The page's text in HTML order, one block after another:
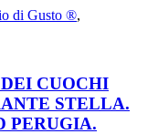
di Gusto ®,
CUOCHI
STELLA.
PERUGIA.